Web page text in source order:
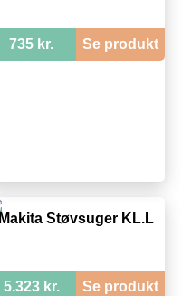
735 kr. Se produkt
Makita Støvsuger KL.L
5.323 kr. Se produkt